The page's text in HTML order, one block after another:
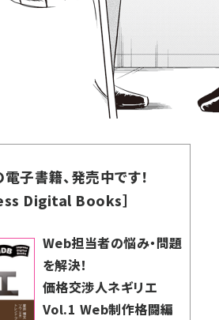
子書籍、発売中です！
Digital Books］
Web担当者の悩み・問題
を解決！
価格交渉人ネギリエ
Vol.1 Web制作格闘編